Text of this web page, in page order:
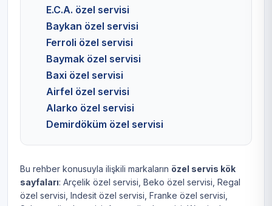
E.C.A. özel servisi
Baykan özel servisi
Ferroli özel servisi
Baymak özel servisi
Baxi özel servisi
Airfel özel servisi
Alarko özel servisi
Demirdöküm özel servisi
Bu rehber konusuyla ilişkili markaların özel servis kök
sayfaları: Arçelik özel servisi Beko özel servisi Regal
özel servisi Indesit özel servisi Franke özel servisi